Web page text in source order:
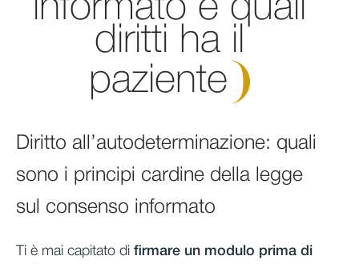
informato e quali
diritti ha il
paziente
Diritto all’autodeterminazione: quali
sono i principi cardine della legge
sul consenso informato
Ti è mai capitato di firmare un modulo prima di